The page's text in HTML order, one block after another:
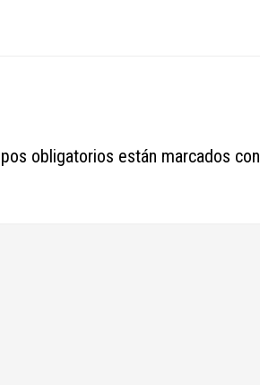
obligatorios están marcados con